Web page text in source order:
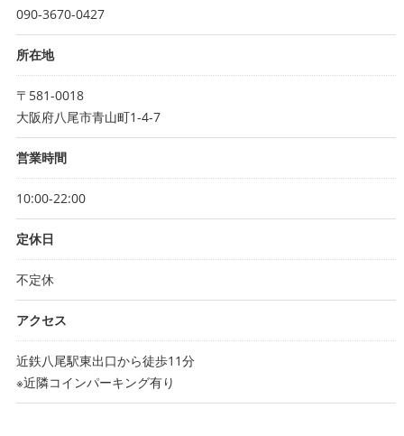
090-3670-0427
所在地
〒581-0018
大阪府八尾市青山町1-4-7
営業時間
10:00-22:00
定休日
不定休
アクセス
近鉄八尾駅東出口から徒歩11分
※近隣コインパーキング有り